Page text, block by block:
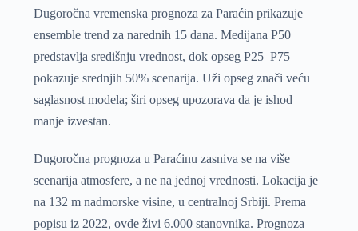
Dugoročna vremenska prognoza za Paraćin prikazuje
ensemble trend za narednih 15 dana. Medijana P50
predstavlja središnju vrednost, dok opseg P25–P75
pokazuje srednjih 50% scenarija. Uži opseg znači veću
saglasnost modela; širi opseg upozorava da je ishod
manje izvestan.
Dugoročna prognoza u Paraćinu zasniva se na više
scenarija atmosfere, a ne na jednoj vrednosti. Lokacija je
na 132 m nadmorske visine, u centralnoj Srbiji. Prema
popisu iz 2022, ovde živi 6.000 stanovnika. Prognoza